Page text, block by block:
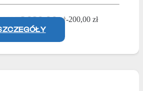
VAT8 690,00zł-200,00 zł